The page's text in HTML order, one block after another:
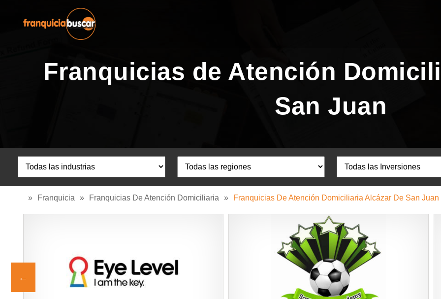
Franquicias de Atención
San Juan
» Franquicia » Franquicias De Atención Domiciliaria » Franquicias De Atención Domiciliaria Alcázar De San Juan